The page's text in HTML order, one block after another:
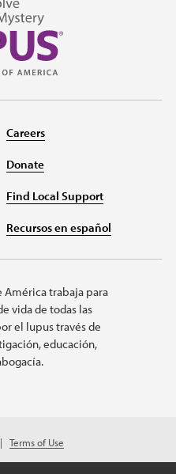
Careers
Donate
Find Local Support
Recursos en español
América trabaja para
vida de todas las
el lupus través de
educación,
Terms of Use
All rights reserved.